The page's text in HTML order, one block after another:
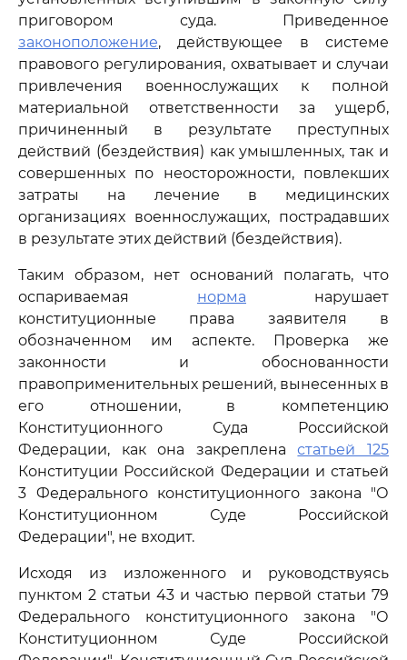
приговором суда. Приведенное
законоположение, действующее в системе
правового регулирования, охватывает и случаи
привлечения военнослужащих к полной
материальной ответственности за ущерб,
причиненный в результате преступных
действий (бездействия) как умышленных, так и
совершенных по неосторожности, повлекших
затраты на лечение в медицинских
организациях военнослужащих, пострадавших
в результате этих действий (бездействия).
Таким образом, нет оснований полагать, что
оспариваемая норма нарушает
конституционные права заявителя в
обозначенном им аспекте. Проверка же
законности и обоснованности
правоприменительных решений, вынесенных в
его отношении, в компетенцию
Конституционного Суда Российской
Федерации, как она закрепленастатьей 125
Конституции Российской Федерации и статьей
3 Федерального конституционного закона "О
Конституционном Суде Российской
Федерации", не входит.
Исходя из изложенного и руководствуясь
пунктом 2 статьи 43 и частью первой статьи 79
Федерального конституционного закона "О
Конституционном Суде Российской